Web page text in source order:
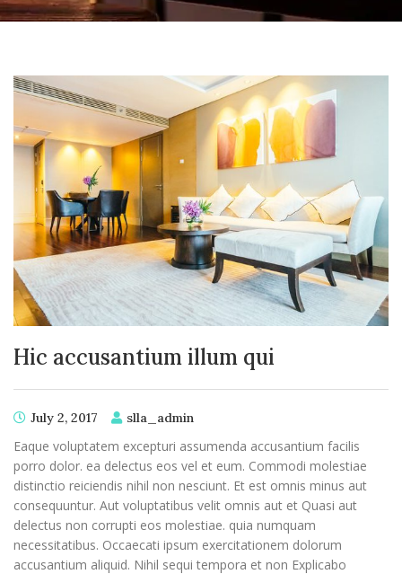
Hic accusantium illum qui
July 2, 2017 slla_admin
Eaque voluptatem excepturi assumenda accusantium facilis
porro dolor. ea delectus eos vel et eum. Commodi molestiae
distinctio reiciendis nihil non nesciunt. Et est omnis minus aut
consequuntur. Aut voluptatibus velit omnis aut et Quasi aut
delectus non corrupti eos molestiae. quia numquam
necessitatibus. Occaecati ipsum exercitationem dolorum
accusantium aliquid. Nihil sequi tempora et non Explicabo